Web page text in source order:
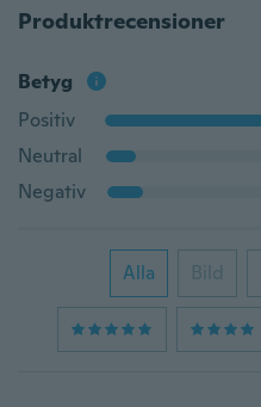
Produktrecensioner
Betyg
Positiv
Neutral
Negativ
Alla Bild